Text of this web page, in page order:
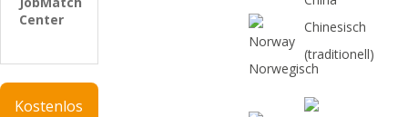
Norwegisch
Chinesisch
(traditionell)
Center
Kostenlos